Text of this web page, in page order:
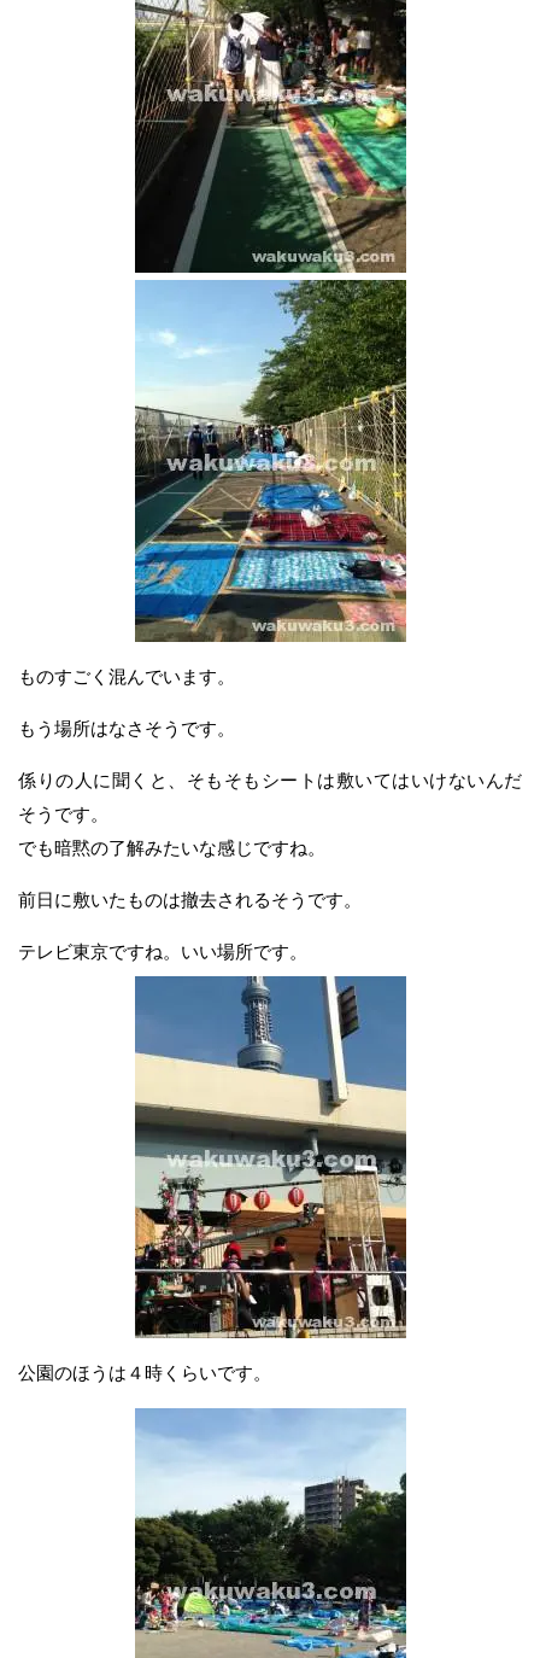
ものすごく混んでいます。
もう場所はなさそうです。
係りの人に聞くと、そもそもシートは敷いてはいけないんだ
そうです。
でも暗黙の了解みたいな感じですね。
前日に敷いたものは撤去されるそうです。
テレビ東京ですね。いい場所です。
公園のほうは４時くらいです。